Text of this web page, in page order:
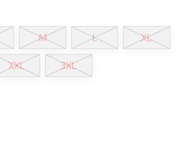
M L XL
XXL 3XL